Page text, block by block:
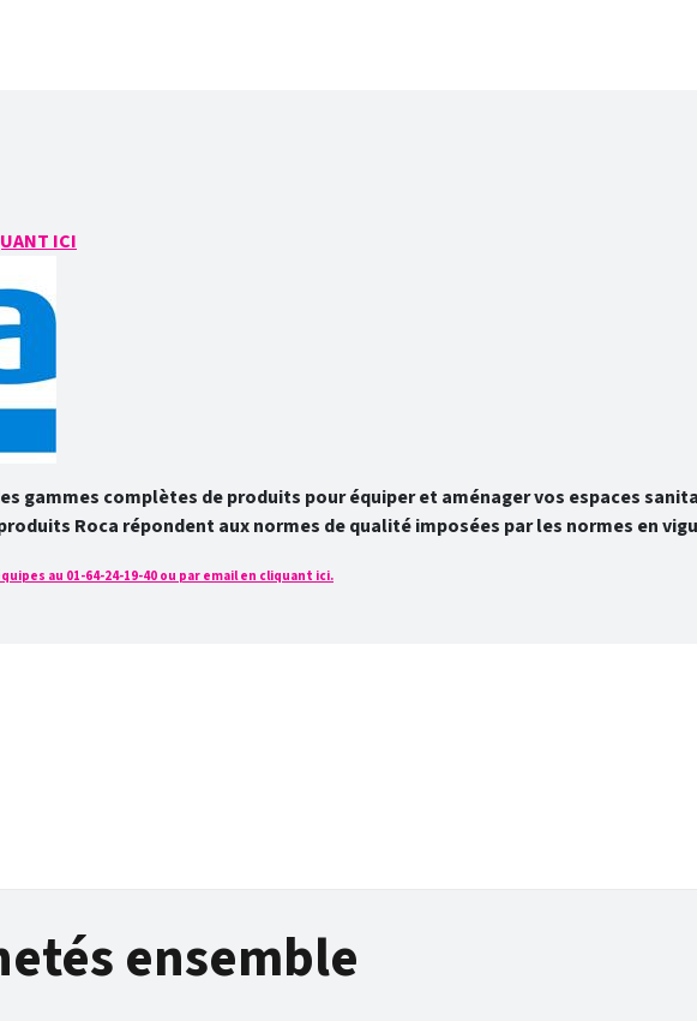
ICI
gammes complètes de produits pour équiper et aménager vos espaces
Roca répondent aux normes de qualité imposées par les normes en
au 01-64-24-19-40 ou par email en cliquant ici.
ensemble